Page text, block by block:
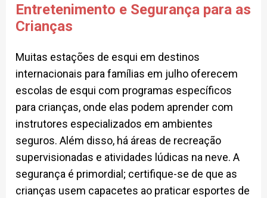
Entretenimento e Segurança para as
Crianças
Muitas estações de esqui em destinos
internacionais para famílias em julho oferecem
escolas de esqui com programas específicos
para crianças, onde elas podem aprender com
instrutores especializados em ambientes
seguros. Além disso, há áreas de recreação
supervisionadas e atividades lúdicas na neve. A
segurança é primordial; certifique-se de que as
crianças usem capacetes ao praticar esportes de